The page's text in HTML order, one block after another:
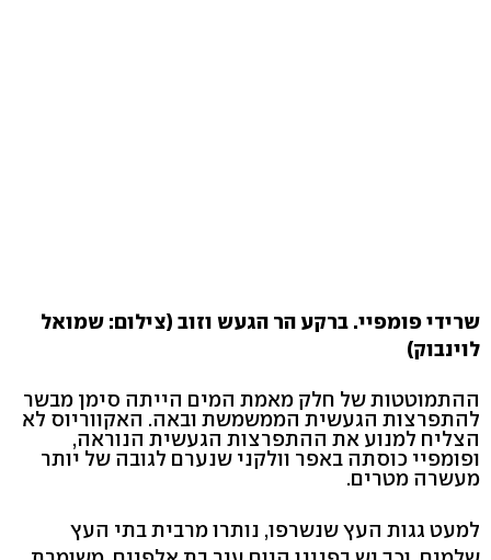
שרידי פומפיי. ברקע הר הגעש וזוב (צילום: שמואל
לוינבוק)
ההתמוטטות של חלק מאמת המים הייתה סימן מבשר
להתפרצות הגעשית הממשמשת ובאה. האקווריוס לא
הצליח למנוע את ההתפרצות הגעשית הנוראה,
ופומפיי כוסתה באפר וולקני שנערם לגובה של יותר
מעשרה מטרים.
למעט גגות העץ שנשרפו, נותרו מרבית בתי העץ